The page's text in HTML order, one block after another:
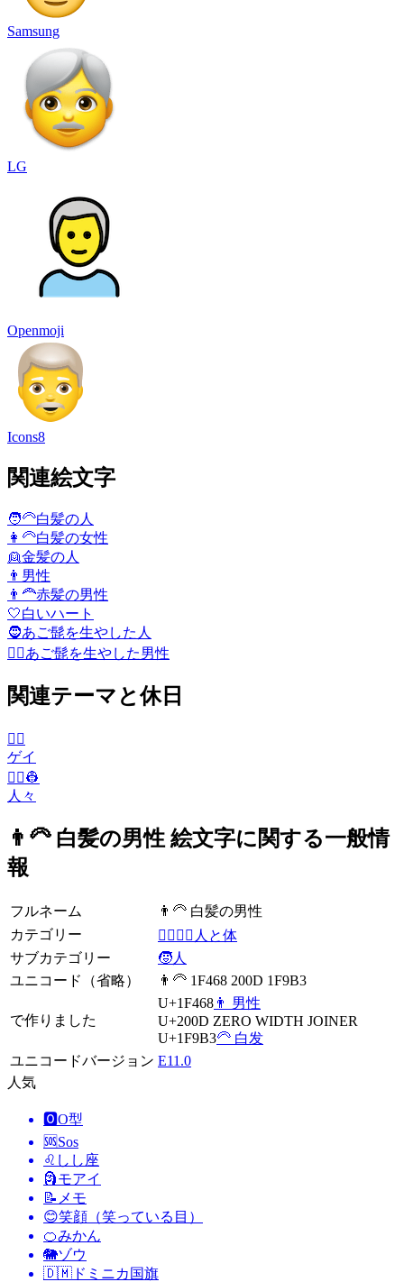
Samsung
LG
Openmoji
Icons8
関連絵文字
🧑‍🦳白髪の人
👩‍🦳白髪の女性
👱金髪の人
👨 男性
👨‍🦰赤髪の男性
🤍白いハート
🧔あご髭を生やした人
🧔‍♂️あご髭を生やした男性
関連テーマと休日
🏳️‍🌈
ゲイ
👨‍✈️👷
人々
👨‍🦳 白髪の男性 絵文字に関する一般情
報
フルネーム
👨‍🦳 白髪の男性
カテゴリー
👩‍❤️‍💋‍👨人と体
サブカテゴリー
🧒人
ユニコード（省略）
👨‍🦳 1F468 200D 1F9B3
で作りました
U+1F468 👨 男性
U+200D ZERO WIDTH JOINER
U+1F9B3🦳 白发
ユニコードバージョン E11.0
人気
🅾️O型
🆘Sos
♌ しし座
🗿モアイ
📝 メモ
😊笑顔（笑っている目）
🍊みかん
🐘ゾウ
🇩🇲 ドミニカ国旗